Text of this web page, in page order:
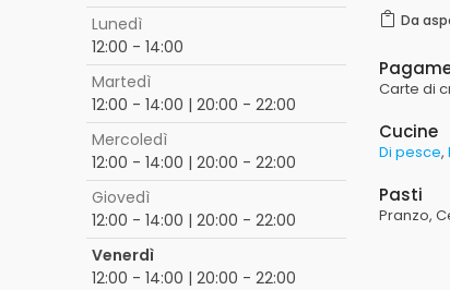
Lunedì
12:00 - 14:00
Martedì
12:00 - 14:00 | 20:00 - 22:00
Mercoledì
12:00 - 14:00 | 20:00 - 22:00
Giovedì
12:00 - 14:00 | 20:00 - 22:00
Venerdì
12:00 - 14:00 | 20:00 - 22:00
Da
Carte di
Cucine
Di pesce
Pasti
Pranzo